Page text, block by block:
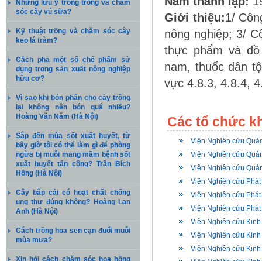
Những lưu ý trong trồng và chăm
sóc cây vú sữa?
Kỹ thuật trồng và chăm sóc cây
keo lá tràm?
Cách pha một số chế phẩm sử
dụng trong sản xuất nông nghiệp
hữu cơ?
Vì sao khi bón phân cho cây trồng
lại không nên bón quá nhiều?
Hoàng Văn Năm (Hà Nội)
Sắp đến mùa sốt xuất huyết, từ
bây giờ tôi có thể làm gì để phòng
ngừa bị muỗi mang mầm bệnh sốt
xuất huyết tấn công? Trần Bích
Hồng (Hà Nội)
Cây bắp cải có hoạt chất chống
ung thư đúng không? Hoàng Lan
Anh (Hà Nội)
Cách trồng hoa sen cạn đuổi muỗi
mùa mưa?
Xin hỏi cách chăm sóc hoa hồng
Giới thiệu:1/
nông nghiệp; 3/
thực phẩm và
nam, thuốc dân
vực 4.8.3, 4.8.4,
Các tổ chức
Viện Nghiên cứu
Viện Nghiên cứu
Viện Nghiên cứu
Viện Nghiên cứu
Viện Nghiên cứu
Viện Nghiên cứu
Viện Nghiên cứu Kinh
Viện Nghiên cứu
Viện Nghiên cứu